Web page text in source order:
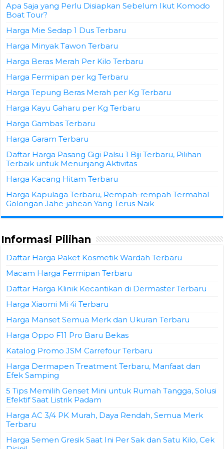
Apa Saja yang Perlu Disiapkan Sebelum Ikut Komodo
Boat Tour?
Harga Mie Sedap 1 Dus Terbaru
Harga Minyak Tawon Terbaru
Harga Beras Merah Per Kilo Terbaru
Harga Fermipan per kg Terbaru
Harga Tepung Beras Merah per Kg Terbaru
Harga Kayu Gaharu per Kg Terbaru
Harga Gambas Terbaru
Harga Garam Terbaru
Daftar Harga Pasang Gigi Palsu 1 Biji Terbaru, Pilihan
Terbaik untuk Menunjang Aktivitas
Harga Kacang Hitam Terbaru
Harga Kapulaga Terbaru, Rempah-rempah Termahal
Golongan Jahe-jahean Yang Terus Naik
Informasi Pilihan
Daftar Harga Paket Kosmetik Wardah Terbaru
Macam Harga Fermipan Terbaru
Daftar Harga Klinik Kecantikan di Dermaster Terbaru
Harga Xiaomi Mi 4i Terbaru
Harga Manset Semua Merk dan Ukuran Terbaru
Harga Oppo F11 Pro Baru Bekas
Katalog Promo JSM Carrefour Terbaru
Harga Dermapen Treatment Terbaru, Manfaat dan
Efek Samping
5 Tips Memilih Genset Mini untuk Rumah Tangga, Solusi
Efektif Saat Listrik Padam
Harga AC 3/4 PK Murah, Daya Rendah, Semua Merk
Terbaru
Harga Semen Gresik Saat Ini Per Sak dan Satu Kilo, Cek